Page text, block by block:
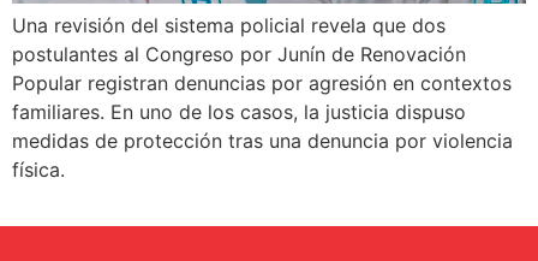
Una revisión del sistema policial revela que dos
postulantes al Congreso por Junín de Renovación
Popular registran denuncias por agresión en contextos
familiares. En uno de los casos, la justicia dispuso
medidas de protección tras una denuncia por violencia
física.